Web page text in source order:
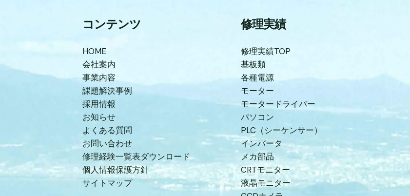
コンテンツ
HOME
会社案内
事業内容
課題解決事例
採用情報
お知らせ
よくある質問
お問い合わせ
修理経験一覧表ダウンロード
個人情報保護方針
サイトマップ
修理実績
修理実績TOP
基板類
各種電源
モーター
モータードライバー
パソコン
PLC（シーケンサー）
インバータ
メカ部品
CRTモニター
液晶モニター